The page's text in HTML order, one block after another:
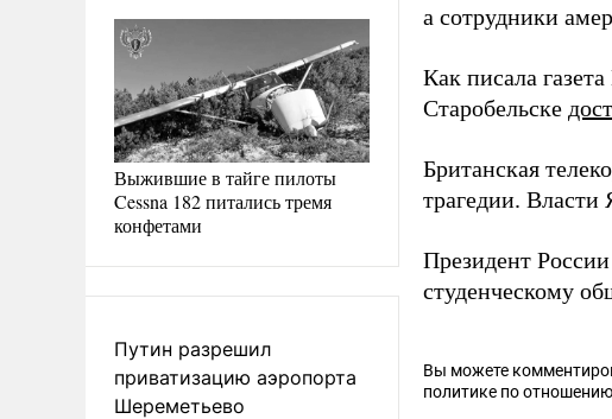
Выжившие в тайге пилоты
Cessna 182 питались тремя
конфетами
Путин разрешил
приватизацию аэропорта
Шереметьево
а сотрудники
Как писала
Старобельске
Британская
трагедии. Власти
Президент
студенческому
Вы можете
политике по